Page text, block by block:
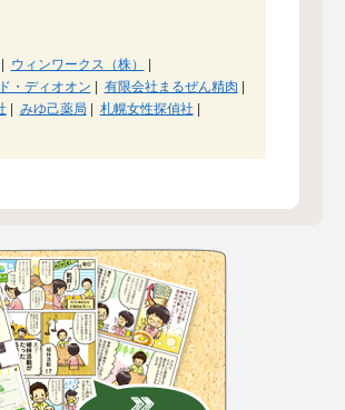
| ウィンワークス（株）
|
・ディオオン | 有限会社まるぜん精肉 |
| みゆ己薬局 | 札幌女性探偵社 |